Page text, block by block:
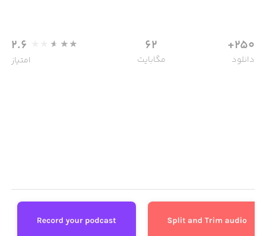
250+
دانلود
62
مگابایت
2.6
امتیاز